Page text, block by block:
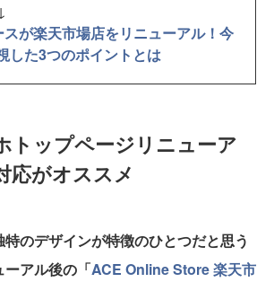
が楽天市場店をリニューアル！今
した3つのポイントとは
トップページリニューア
応がオススメ
のデザインが特徴のひとつだと思う
アル後の「ACE Online Store 楽天市